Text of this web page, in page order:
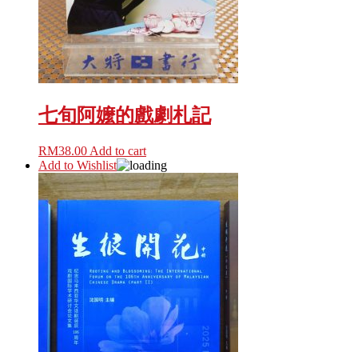
七旬阿嬤的戲劇札記
RM38.00 Add to cart
Add to Wishlist